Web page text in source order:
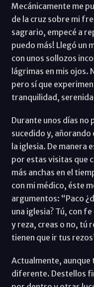
Mecánicamente me
de la cruz sobre mi
sagrario, empecé a
puedo más! Llegó un
con unos sollozos
lágrimas en mis ojos.
pero sí que
tranquilidad,
Durante unos días no
sucedido y,
la iglesia. De manera
por estas visitas que
más anchas en el
con mi médico, éste
argumentos: “Paco
una iglesia? Tú, con
y reza, creas o no, tú
tienen que ir tus
Actualmente, aunque
diferente. Destellos